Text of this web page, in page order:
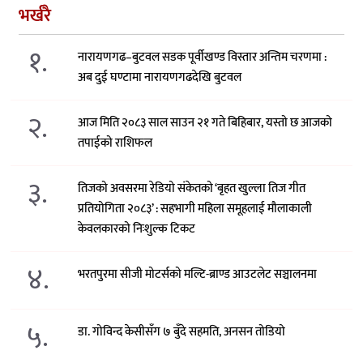
भर्खरै
१.
नारायणगढ–बुटवल सडक पूर्वीखण्ड विस्तार अन्तिम चरणमा :
अब दुई घण्टामा नारायणगढदेखि बुटवल
२.
आज मिति २०८३ साल साउन २१ गते बिहिबार, यस्तो छ आजको
तपाईको राशिफल
३.
तिजको अवसरमा रेडियो संकेतको ‘बृहत खुल्ला तिज गीत
प्रतियोगिता २०८३’ : सहभागी महिला समूहलाई मौलाकाली
केवलकारको निःशुल्क टिकट
४. भरतपुरमा सीजी मोटर्सको मल्टि-ब्राण्ड आउटलेट सञ्चालनमा
५. डा. गोविन्द केसीसँग ७ बुँदे सहमति, अनसन तोडियो